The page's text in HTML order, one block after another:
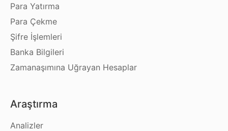
Para Yatırma
Para Çekme
Şifre İşlemleri
Banka Bilgileri
Zamanaşımına Uğrayan Hesaplar
Araştırma
Analizler